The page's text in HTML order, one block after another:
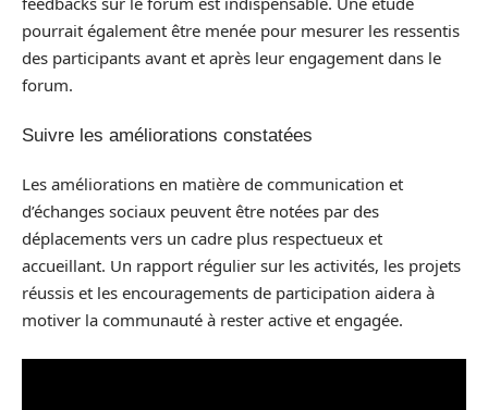
pourrait également être menée pour mesurer les ressentis
des participants avant et après leur engagement dans le
forum.
Suivre les améliorations constatées
Les améliorations en matière de communication et
d’échanges sociaux peuvent être notées par des
déplacements vers un cadre plus respectueux et
accueillant. Un rapport régulier sur les activités, les projets
réussis et les encouragements de participation aidera à
motiver la communauté à rester active et engagée.